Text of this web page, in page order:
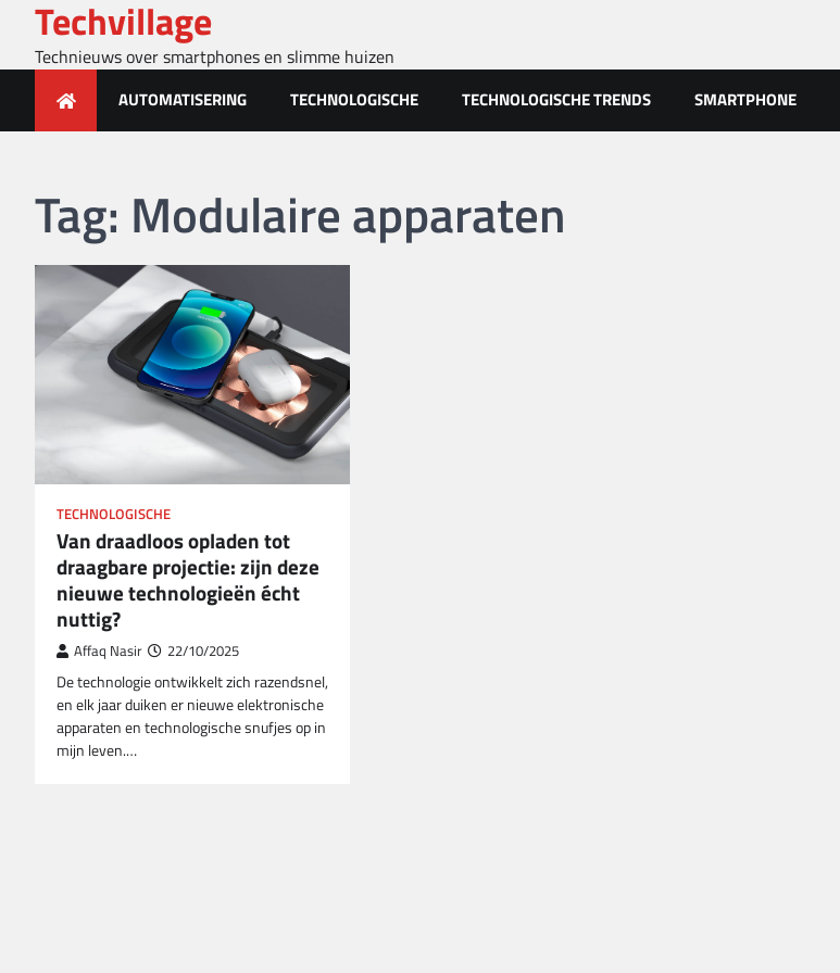
content
Techvillage
Technieuws over smartphones en slimme huizen
AUTOMATISERING TECHNOLOGISCHE TECHNOLOGISCHE TRENDS SMARTPHONE
Tag: Modulaire apparaten
TECHNOLOGISCHE
Van draadloos opladen tot
draagbare projectie: zijn deze
nieuwe technologieën écht
nuttig?
Affaq Nasir 22/10/2025
De technologie ontwikkelt zich razendsnel,
en elk jaar duiken er nieuwe elektronische
apparaten en technologische snufjes op in
mijn leven.…